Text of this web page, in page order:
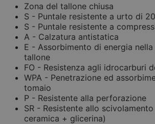
Zona del tallone chiusa
S - Puntale resistente a urto di
S - Puntale resistente a
A - Calzatura antistatica
E - Assorbimento di energia
tallone
FO - Resistenza agli idrocarburi
WPA - Penetrazione ed
tomaio
P - Resistente alla perforazione
SR - Resistente allo
ceramica + glicerina)